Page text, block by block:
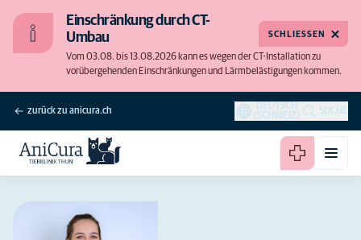
Einschränkung durch CT-
Umbau
Vom 03.08. bis 13.08.2026 kann es wegen der CT-Installation zu
vorübergehenden Einschränkungen und Lärmbelästigungen kommen.
SCHLIESSEN
zurück zu anicura.ch
DEUTSCH
(SCHWEIZ)
SUCHE